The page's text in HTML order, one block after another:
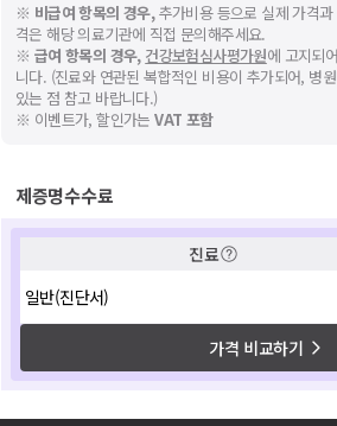
※ 비급여 항목의 경우,추가비용 등으로 실제 가격
격은 해당 의료기관에 직접 문의해주세요.
※ 급여 항목의 경우, 건강보험심사평가원에 고지되
니다. (진료와 연관된 복합적인 비용이 추가되어, 병
있는 점 참고 바랍니다.)
※ 이벤트가, 할인가는VAT 포함
제증명수수료
진료
일반(진단서)
가격 비교하기